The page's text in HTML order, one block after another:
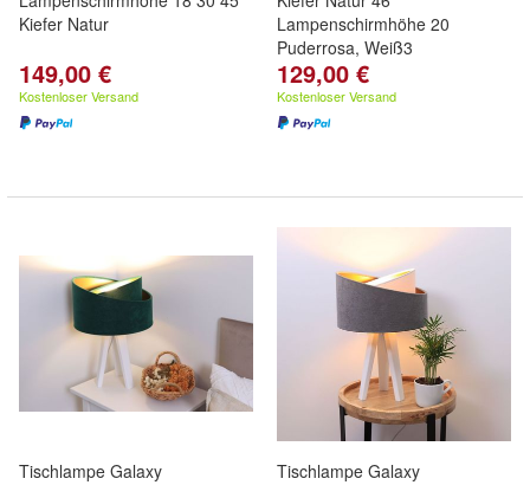
Kiefer Natur
149,00 €
Kostenloser Versand
Lampenschirmhöhe 20
Puderrosa, Weiß3
129,00 €
Kostenloser Versand
Tischlampe Galaxy
Tischlampe Galaxy